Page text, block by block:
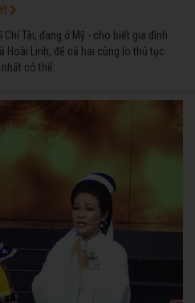
Tài, đang ở Mỹ - cho biết gia đình
Hoài Linh, để cả hai cùng lo thủ tục
có thể.